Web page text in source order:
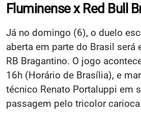
Fluminense x Red Bull
Já no domingo (6), o duelo
aberta em parte do Brasil será
RB Bragantino. O jogo
16h (Horário de Brasília), e
técnico Renato Portaluppi em
passagem pelo tricolor